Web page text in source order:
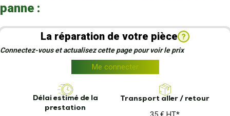
panne :
La réparation de votre pièce ?
Connectez-vous et actualisez cette page pour voir le prix
Me connecter
Délai estimé de la
prestation
Transport aller / retour